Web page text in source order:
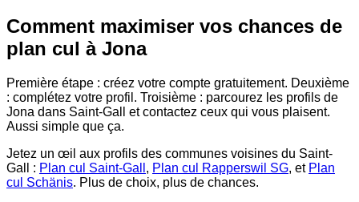
Comment maximiser vos chances de
plan cul à Jona
Première étape : créez votre compte gratuitement. Deuxième
: complétez votre profil. Troisième : parcourez les profils de
Jona dans Saint-Gall et contactez ceux qui vous plaisent.
Aussi simple que ça.
Jetez un œil aux profils des communes voisines du Saint-
Gall : Plan cul Saint-Gall , Plan cul Rapperswil SG, et Plan
cul Schänis. Plus de choix, plus de chances.